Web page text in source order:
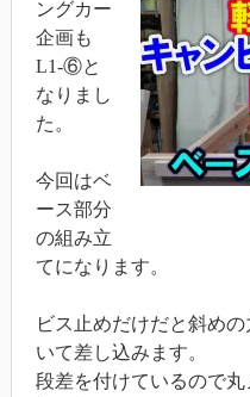
ングカー
企画も
L1-⑥と
なりまし
た。
今回はベ
ース部分
の組み立
てになります。
ビス止めだけだと斜め
いて差し込みます。
段差を付けているので